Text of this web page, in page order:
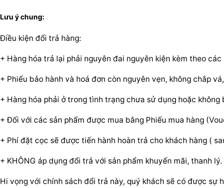
Lưu ý chung:
Điều kiện đổi trả hàng:
+ Hàng hóa trả lại phải nguyên đai nguyên kiện kèm theo
+ Phiếu bảo hành và hoá đơn còn nguyên vẹn, không chắp
+ Hàng hóa phải ở trong tình trạng chưa sử dụng hoặc không
+ Đối với các sản phẩm được mua bằng Phiếu mua hàng
+ Phí đặt cọc sẽ được tiến hành hoàn trả cho khách hàng (
+ KHÔNG áp dụng đổi trả với sản phẩm khuyến mãi, thanh lý.
Hi vọng với chính sách đổi trả này, quý khách sẽ có được sự